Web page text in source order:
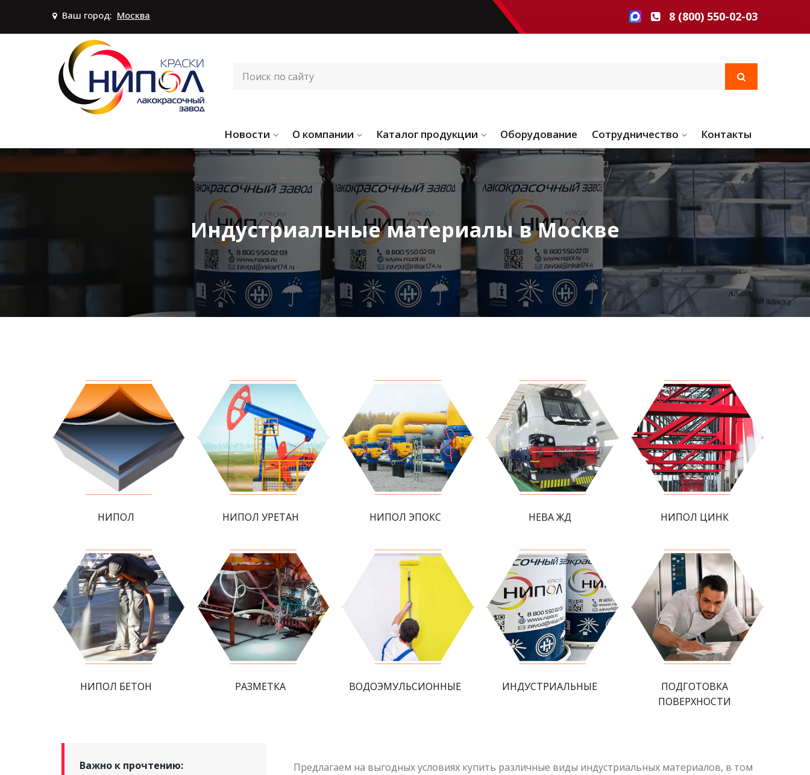
Ваш город: Москва 8 (800) 550-02-03
Новости О компании Каталог продукции Оборудование Сотрудничество Контакты
Индустриальные материалы в Москве
НИПОЛ НИПОЛ УРЕТАН НИПОЛ ЭПОКС НЕВА ЖД НИПОЛ ЦИНК
НИПОЛ БЕТОН РАЗМЕТКА ВОДОЭМУЛЬСИОННЫЕ ИНДУСТРИАЛЬНЫЕ
ПОДГОТОВКА
ПОВЕРХНОСТИ
Важно к прочтению:
Предлагаем на выгодных условиях купить различные виды индустриальных материалов, в том